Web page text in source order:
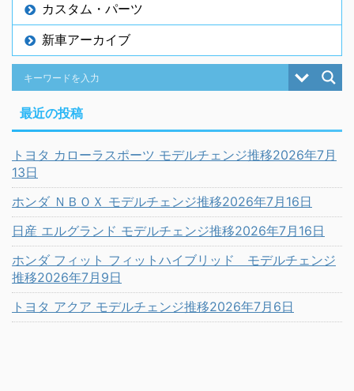
カスタム・パーツ
新車アーカイブ
最近の投稿
トヨタ カローラスポーツ モデルチェンジ推移2026年7月
13日
ホンダ ＮＢＯＸ モデルチェンジ推移2026年7月16日
日産 エルグランド モデルチェンジ推移2026年7月16日
ホンダ フィット フィットハイブリッド モデルチェンジ
推移2026年7月9日
トヨタ アクア モデルチェンジ推移2026年7月6日